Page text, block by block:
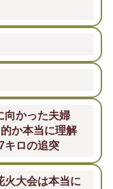
向かった夫婦
か本当に理解
キロの追突
火大会は本当に